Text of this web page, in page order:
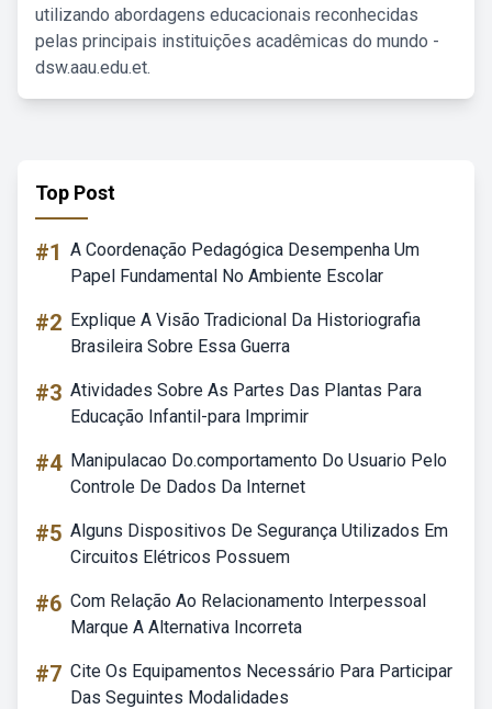
utilizando abordagens educacionais reconhecidas
pelas principais instituições acadêmicas do mundo -
dsw.aau.edu.et.
Top Post
#1 A Coordenação Pedagógica Desempenha Um
Papel Fundamental No Ambiente Escolar
#2 Explique A Visão Tradicional Da Historiografia
Brasileira Sobre Essa Guerra
#3 Atividades Sobre As Partes Das Plantas Para
Educação Infantil-para Imprimir
#4 Manipulacao Do.comportamento Do Usuario Pelo
Controle De Dados Da Internet
#5 Alguns Dispositivos De Segurança Utilizados Em
Circuitos Elétricos Possuem
#6 Com Relação Ao Relacionamento Interpessoal
Marque A Alternativa Incorreta
#7 Cite Os Equipamentos Necessário Para Participar
Das Seguintes Modalidades